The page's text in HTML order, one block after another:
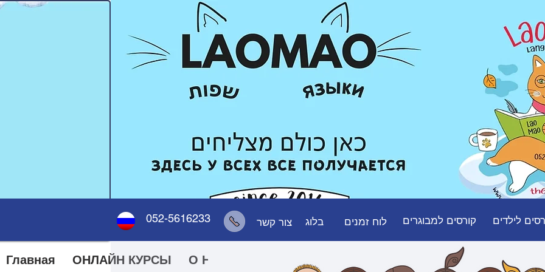
051-
Главная ОНЛАЙН КУРСЫ О НАС РАСПИСАНИЕ
052-5616233 צור קשר בלוג לוח זמנים קורסים למבוגרים לילדים